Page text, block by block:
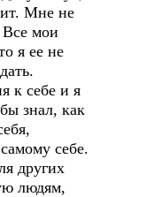
Мне не
Все мои
я ее не
к себе и я
знал, как
себе.
других
людям,